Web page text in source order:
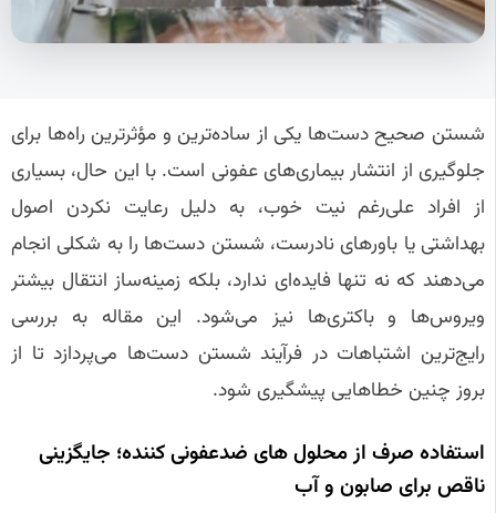
شستن صحیح دست‌ها یکی از ساده‌ترین و مؤثرترین راه‌ها برای
جلوگیری از انتشار بیماری‌های عفونی است. با این حال، بسیاری
از افراد علی‌رغم نیت خوب، به دلیل رعایت نکردن اصول
بهداشتی یا باورهای نادرست، شستن دست‌ها را به شکلی انجام
می‌دهند که نه تنها فایده‌ای ندارد، بلکه زمینه‌ساز انتقال بیشتر
ویروس‌ها و باکتری‌ها نیز می‌شود. این مقاله به بررسی
رایج‌ترین اشتباهات در فرآیند شستن دست‌ها می‌پردازد تا از
بروز چنین خطاهایی پیشگیری شود.
استفاده صرف از محلول‌ های ضدعفونی‌ کننده؛ جایگزینی
ناقص برای صابون و آب